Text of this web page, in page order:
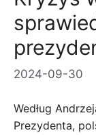
2024-09-30
Według
Prezydenta,